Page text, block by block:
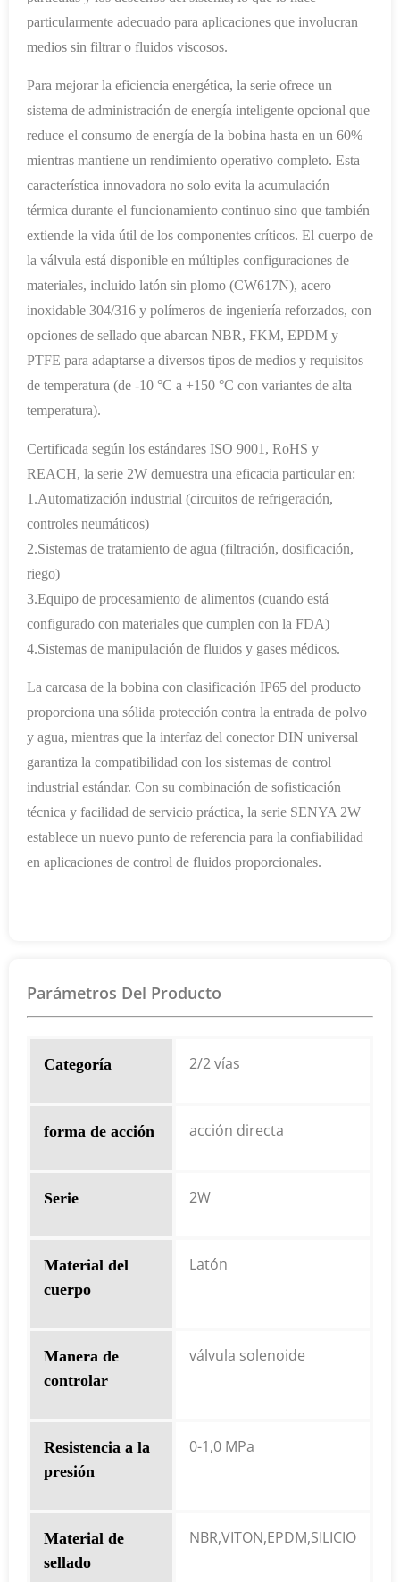
particularmente adecuado para aplicaciones que involucran
medios sin filtrar o fluidos viscosos.
Para mejorar la eficiencia energética, la serie ofrece un
sistema de administración de energía inteligente opcional que
reduce el consumo de energía de la bobina hasta en un 60%
mientras mantiene un rendimiento operativo completo. Esta
característica innovadora no solo evita la acumulación
térmica durante el funcionamiento continuo sino que también
extiende la vida útil de los componentes críticos. El cuerpo de
la válvula está disponible en múltiples configuraciones de
materiales, incluido latón sin plomo (CW617N), acero
inoxidable 304/316 y polímeros de ingeniería reforzados, con
opciones de sellado que abarcan NBR, FKM, EPDM y
PTFE para adaptarse a diversos tipos de medios y requisitos
de temperatura (de -10 °C a +150 °C con variantes de alta
temperatura).
Certificada según los estándares ISO 9001, RoHS y
REACH, la serie 2W demuestra una eficacia particular en:
1.Automatización industrial (circuitos de refrigeración,
controles neumáticos)
2.Sistemas de tratamiento de agua (filtración, dosificación,
riego)
3.Equipo de procesamiento de alimentos (cuando está
configurado con materiales que cumplen con la FDA)
4.Sistemas de manipulación de fluidos y gases médicos.
La carcasa de la bobina con clasificación IP65 del producto
proporciona una sólida protección contra la entrada de polvo
y agua, mientras que la interfaz del conector DIN universal
garantiza la compatibilidad con los sistemas de control
industrial estándar. Con su combinación de sofisticación
técnica y facilidad de servicio práctica, la serie SENYA 2W
establece un nuevo punto de referencia para la confiabilidad
en aplicaciones de control de fluidos proporcionales.
Parámetros Del Producto
Categoría 2/2 vías
forma de acción acción directa
Serie 2W
Material del
cuerpo
Latón
Manera de
controlar
válvula solenoide
Resistencia a la
presión
0-1,0 MPa
Material de
sellado
NBR,VITON,EPDM,SILICIO